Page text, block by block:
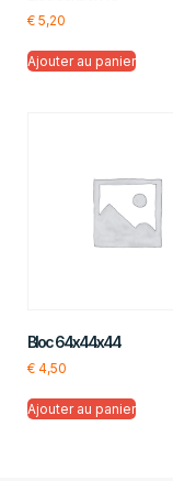
€ 5,20
Ajouter au panier
Bloc 64x44x44
€ 4,50
Ajouter au panier